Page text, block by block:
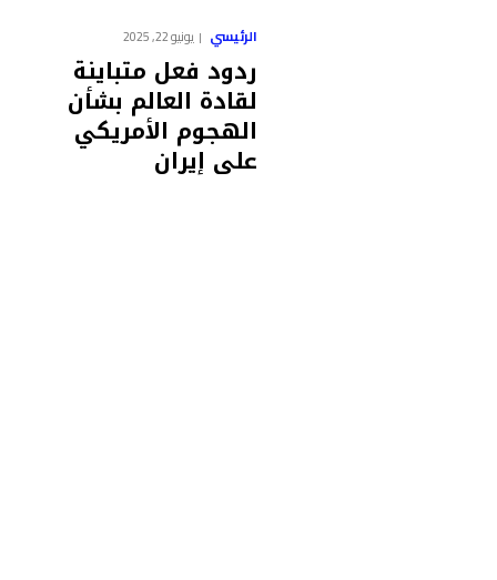
الرئيسي يونيو 22, 2025
ردود فعل متباينة
لقادة العالم بشأن
الهجوم الأمريكي
على إيران